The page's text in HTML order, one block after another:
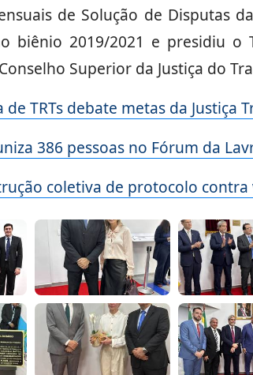
de Solução de Disputas
biênio 2019/2021 e presidiu o
Superior da Justiça do
TRTs debate metas da Justiça
386 pessoas no Fórum da
coletiva de protocolo contra